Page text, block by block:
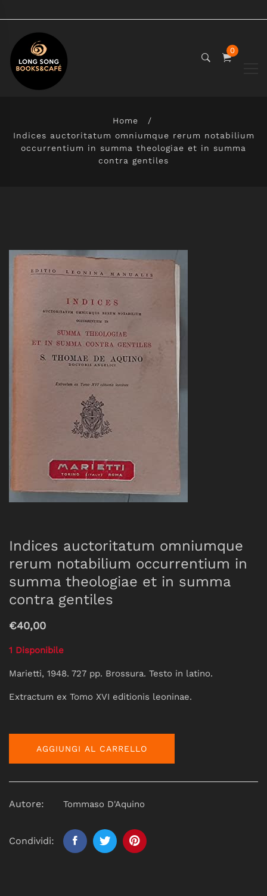
0
Home
Indices auctoritatum omniumque rerum notabilium
occurrentium in summa theologiae et in summa
contra gentiles
Indices auctoritatum omniumque
rerum notabilium occurrentium in
summa theologiae et in summa
contra gentiles
€40,00
1 Disponibile
Marietti, 1948. 727 pp. Brossura. Testo in latino.
Extractum ex Tomo XVI editionis leoninae.
AGGIUNGI AL CARRELLO
Autore: Tommaso D'Aquino
Condividi: